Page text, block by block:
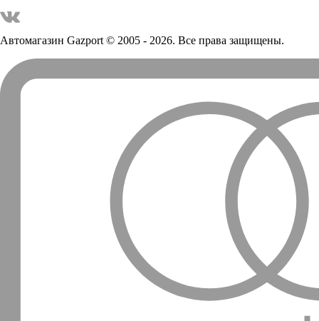
Автомагазин Gazport© 2005 - 2026. Все права защищены.